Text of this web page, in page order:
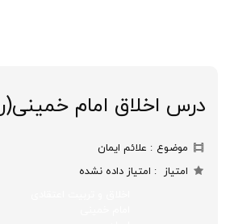
درس اخلاق امام
موضوع
علائم ایمان
امتیاز
امتیاز داده نشده